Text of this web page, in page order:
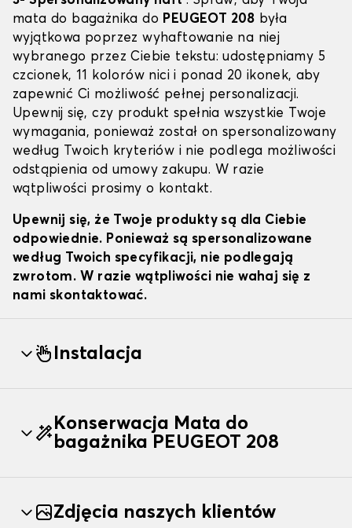
mata do bagażnika do PEUGEOT 208 była
wyjątkowa poprzez wyhaftowanie na niej
wybranego przez Ciebie tekstu: udostępniamy 5
czcionek, 11 kolorów nici i ponad 20 ikonek, aby
zapewnić Ci możliwość pełnej personalizacji.
Upewnij się, czy produkt spełnia wszystkie Twoje
wymagania, ponieważ został on spersonalizowany
według Twoich kryteriów i nie podlega możliwości
odstąpienia od umowy zakupu. W razie
wątpliwości prosimy o kontakt.
Upewnij się, że Twoje produkty są dla Ciebie
odpowiednie. Ponieważ są spersonalizowane
według Twoich specyfikacji, nie podlegają
zwrotom. W razie wątpliwości nie wahaj się z
nami skontaktować.
Instalacja
Konserwacja Mata do
bagażnika PEUGEOT 208
Zdjęcia naszych klientów